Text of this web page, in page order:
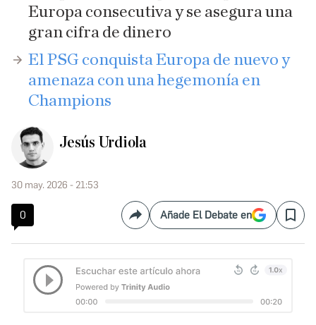
Europa consecutiva y se asegura una
gran cifra de dinero
El PSG conquista Europa de nuevo y
amenaza con una hegemonía en
Champions
Jesús Urdiola
30 may. 2026 - 21:53
0 CompartirAñade El Debate en Save